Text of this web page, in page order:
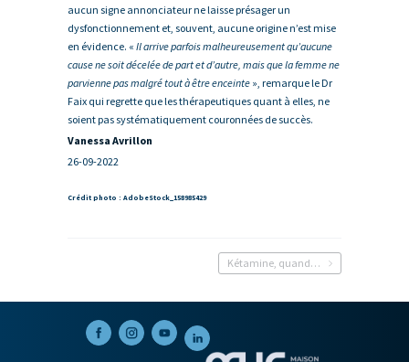
aucun signe annonciateur ne laisse présager un
dysfonctionnement et, souvent, aucune origine n’est mise
en évidence. « Il arrive parfois malheureusement qu’aucune
cause ne soit décelée de part et d’autre, mais que la femme ne
parvienne pas malgré tout à être enceinte », remarque le Dr
Faix qui regrette que les thérapeutiques quant à elles, ne
soient pas systématiquement couronnées de succès.
Vanessa Avrillon
26-09-2022
Crédit photo : AdobeStock_158985429
Kétamine, quand la fête détruit la vessie